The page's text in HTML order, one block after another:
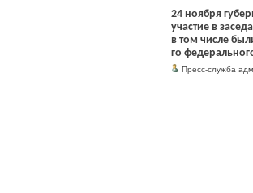
24 ноября
участие в
в том числе
го
Пресс-служба